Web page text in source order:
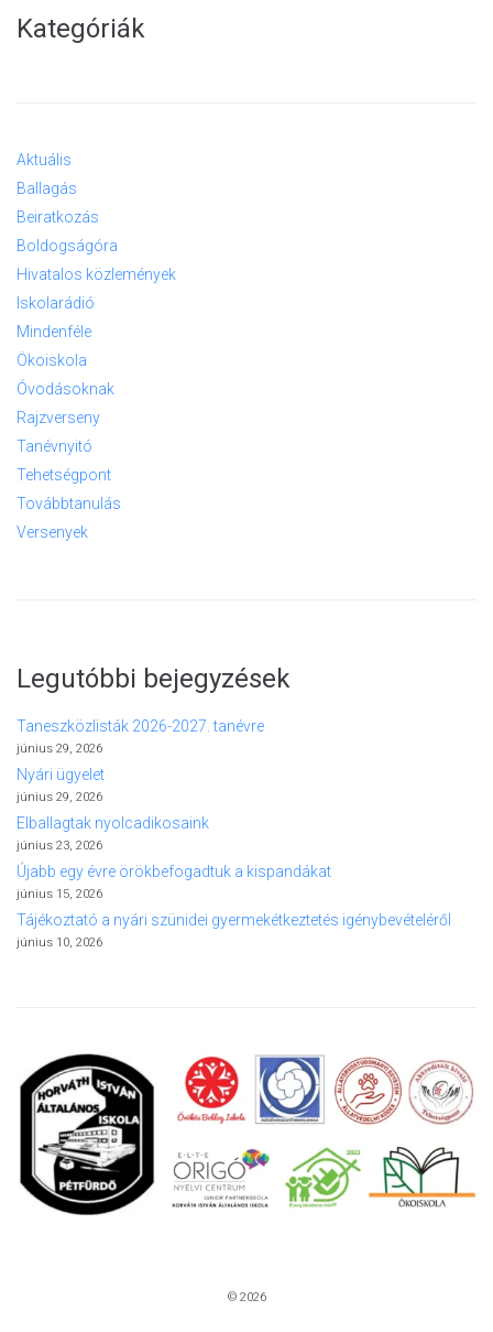
Kategóriák
Aktuális
Ballagás
Beiratkozás
Boldogságóra
Hivatalos közlemények
Iskolarádió
Mindenféle
Ökoiskola
Óvodásoknak
Rajzverseny
Tanévnyitó
Tehetségpont
Továbbtanulás
Versenyek
Legutóbbi bejegyzések
Taneszközlisták 2026-2027. tanévre
június 29, 2026
Nyári ügyelet
június 29, 2026
Elballagtak nyolcadikosaink
június 23, 2026
Újabb egy évre örökbefogadtuk a kispandákat
június 15, 2026
Tájékoztató a nyári szünidei gyermekétkeztetés igénybevételéről
június 10, 2026
© 2026